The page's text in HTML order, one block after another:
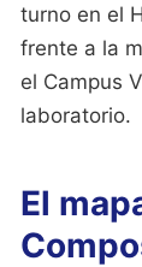
turno en el
frente a la
el Campus
laboratorio.
El